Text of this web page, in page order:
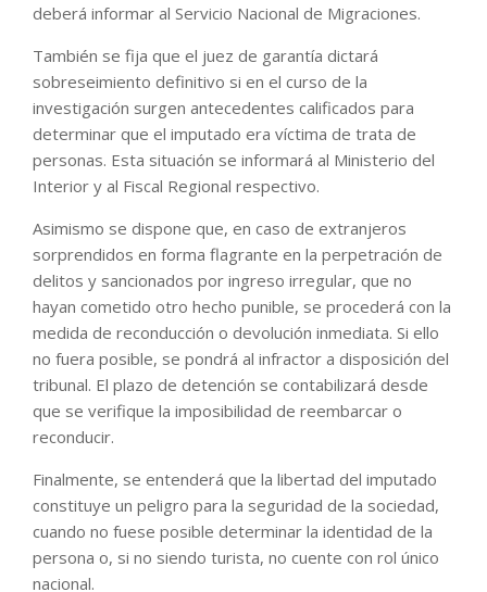
deberá informar al Servicio Nacional de Migraciones.
También se fija que el juez de garantía dictará
sobreseimiento definitivo si en el curso de la
investigación surgen antecedentes calificados para
determinar que el imputado era víctima de trata de
personas. Esta situación se informará al Ministerio del
Interior y al Fiscal Regional respectivo.
Asimismo se dispone que, en caso de extranjeros
sorprendidos en forma flagrante en la perpetración de
delitos y sancionados por ingreso irregular, que no
hayan cometido otro hecho punible, se procederá con la
medida de reconducción o devolución inmediata. Si ello
no fuera posible, se pondrá al infractor a disposición del
tribunal. El plazo de detención se contabilizará desde
que se verifique la imposibilidad de reembarcar o
reconducir.
Finalmente, se entenderá que la libertad del imputado
constituye un peligro para la seguridad de la sociedad,
cuando no fuese posible determinar la identidad de la
persona o, si no siendo turista, no cuente con rol único
nacional.